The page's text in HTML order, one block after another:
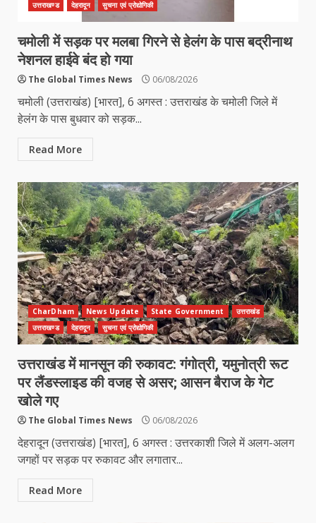
उत्तराखण्ड
देहरादून सुचना एवं प्रोद्योगिकी
चमोली में सड़क पर मलबा गिरने से हेलंग के पास बद्रीनाथ
नेशनल हाईवे बंद हो गया
The Global Times News 06/08/2026
चमोली (उत्तराखंड) [भारत], 6 अगस्त : उत्तराखंड के चमोली जिले में
हेलंग के पास बुधवार को सड़क...
Read More
CharDham News Update State Government
उत्तराखंड
उत्तराखण्ड
देहरादून सुचना एवं प्रोद्योगिकी
उत्तराखंड में मानसून की रुकावट: गंगोत्री, यमुनोत्री रूट
पर लैंडस्लाइड की वजह से असर; आसन बैराज के गेट
खोले गए
The Global Times News 06/08/2026
देहरादून (उत्तराखंड) [भारत], 6 अगस्त : उत्तरकाशी जिले में अलग-अलग
जगहों पर सड़क पर रुकावट और लगातार...
Read More